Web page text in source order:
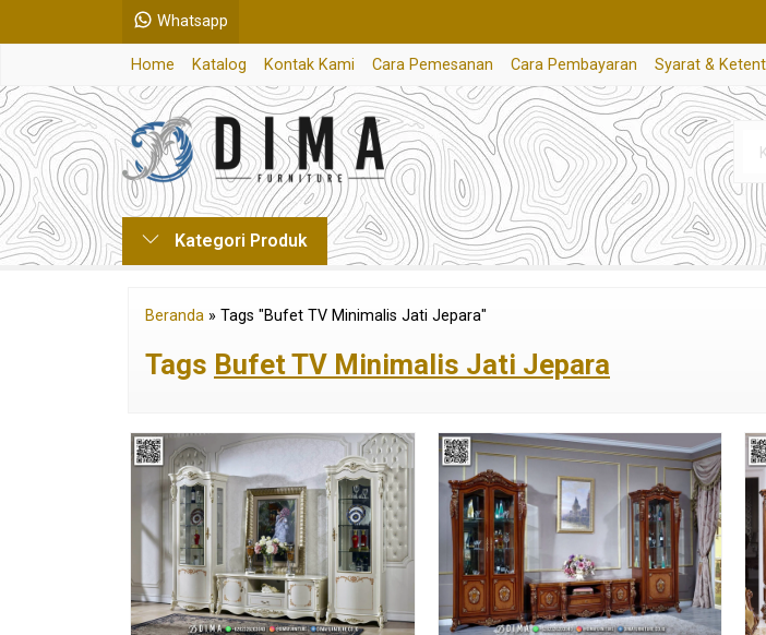
Whatsapp
Home Katalog Kontak Kami Cara Pemesanan Cara Pembayaran Syarat &
Kategori Produk
Beranda » Tags "Bufet TV Minimalis Jati Jepara"
Tags Bufet TV Minimalis Jati Jepara